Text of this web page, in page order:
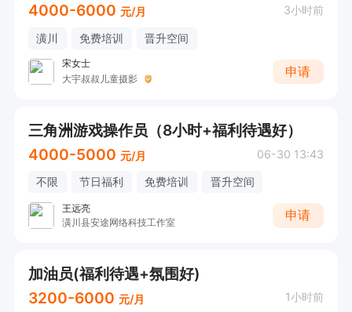
4000-6000 元/月 3小时前
潢川 免费培训 晋升空间
宋女士
大宇叔叔儿童摄影
申请
三角洲游戏操作员（8小时+福利待遇好）
4000-5000 元/月 06-30 13:43
不限 节日福利 免费培训 晋升空间
王远亮
潢川县安途网络科技工作室
申请
加油员(福利待遇+氛围好)
3200-6000 元/月 1小时前